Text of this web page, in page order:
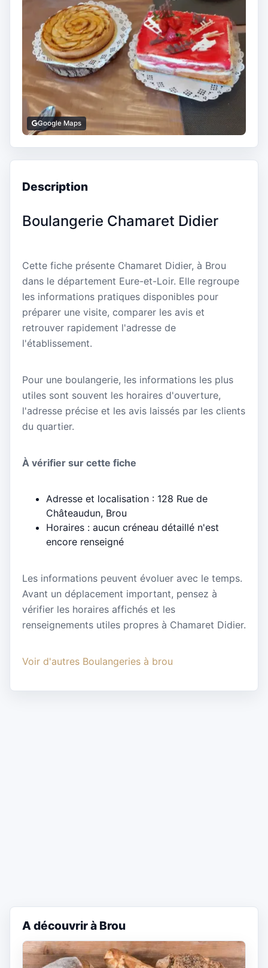
Google Maps
Description
Boulangerie Chamaret Didier
Cette fiche présente Chamaret Didier, à Brou
dans le département Eure-et-Loir. Elle regroupe
les informations pratiques disponibles pour
préparer une visite, comparer les avis et
retrouver rapidement l'adresse de
l'établissement.
Pour une boulangerie, les informations les plus
utiles sont souvent les horaires d'ouverture,
l'adresse précise et les avis laissés par les clients
du quartier.
À vérifier sur cette fiche
Adresse et localisation : 128 Rue de
Châteaudun, Brou
Horaires : aucun créneau détaillé n'est
encore renseigné
Les informations peuvent évoluer avec le temps.
Avant un déplacement important, pensez à
vérifier les horaires affichés et les
renseignements utiles propres à Chamaret Didier.
Voir d'autres Boulangeries à brou
A découvrir à Brou